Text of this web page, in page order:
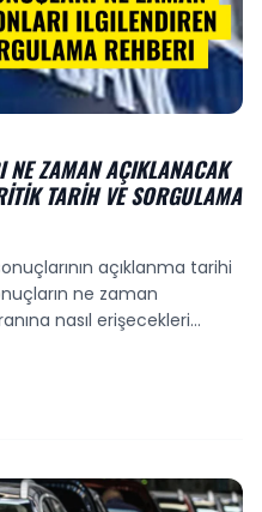
ZAMAN AÇIKLANACAK
TARIH VE SORGULAMA
açıklanma tarihi
ne zaman
nasıl erişecekleri